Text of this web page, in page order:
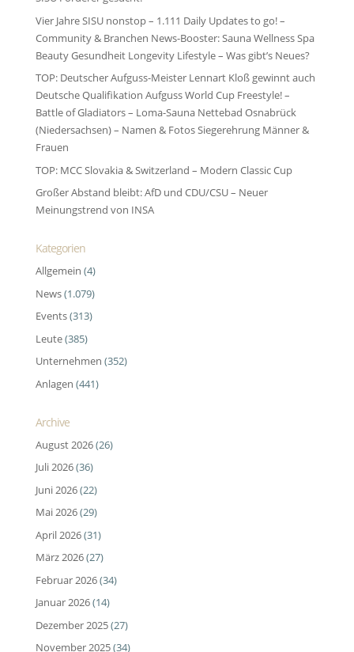
Vier Jahre SISU nonstop – 1.111 Daily Updates to go! –
Community & Branchen News-Booster: Sauna Wellness Spa
Beauty Gesundheit Longevity Lifestyle – Was gibt’s Neues?
TOP: Deutscher Aufguss-Meister Lennart Kloß gewinnt auch
Deutsche Qualifikation Aufguss World Cup Freestyle! –
Battle of Gladiators – Loma-Sauna Nettebad Osnabrück
(Niedersachsen) – Namen & Fotos Siegerehrung Männer &
Frauen
TOP: MCC Slovakia & Switzerland – Modern Classic Cup
Großer Abstand bleibt: AfD und CDU/CSU – Neuer
Meinungstrend von INSA
Kategorien
Allgemein (4)
News(1.079)
Events(313)
Leute(385)
Unternehmen (352)
Anlagen (441)
Archive
August 2026(26)
Juli 2026(36)
Juni 2026(22)
Mai 2026(29)
April 2026(31)
März 2026(27)
Februar 2026(34)
Januar 2026(14)
Dezember 2025(27)
November 2025(34)